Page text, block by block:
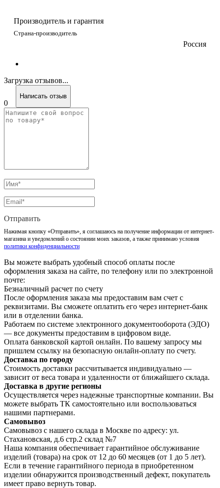
Производитель и гарантия
Страна-производитель
Россия
Загрузка отзывов...
0
Написать отзыв
Отправить
Нажимая кнопку «Отправить», я соглашаюсь на получение информации от интернет-
магазина и уведомлений о состоянии моих заказов, а также принимаю условия
политики конфиденциальности
Вы можете выбрать удобный способ оплаты после
оформления заказа на сайте, по телефону или по электронной
почте:
Безналичный расчет по счету
После оформления заказа мы предоставим вам счет с
реквизитами. Вы сможете оплатить его через интернет-банк
или в отделении банка.
Работаем по системе электронного документооборота (ЭДО)
— все документы предоставим в цифровом виде.
Оплата банковской картой онлайн. По вашему запросу мы
пришлем ссылку на безопасную онлайн-оплату по счету.
Доставка по городу
Стоимость доставки рассчитывается индивидуально —
зависит от веса товара и удаленности от ближайшего склада.
Доставка в другие регионы
Осуществляется через надежные транспортные компании. Вы
можете выбрать ТК самостоятельно или воспользоваться
нашими партнерами.
Самовывоз
Самовывоз с нашего склада в Москве по адресу: ул.
Стахановская, д.6 стр.2 склад №7
Наша компания обеспечивает гарантийное обслуживание
изделий (товара) на срок от 12 до 60 месяцев (от 1 до 5 лет).
Если в течение гарантийного периода в приобретенном
изделии обнаружится производственный дефект, покупатель
имеет право вернуть товар.